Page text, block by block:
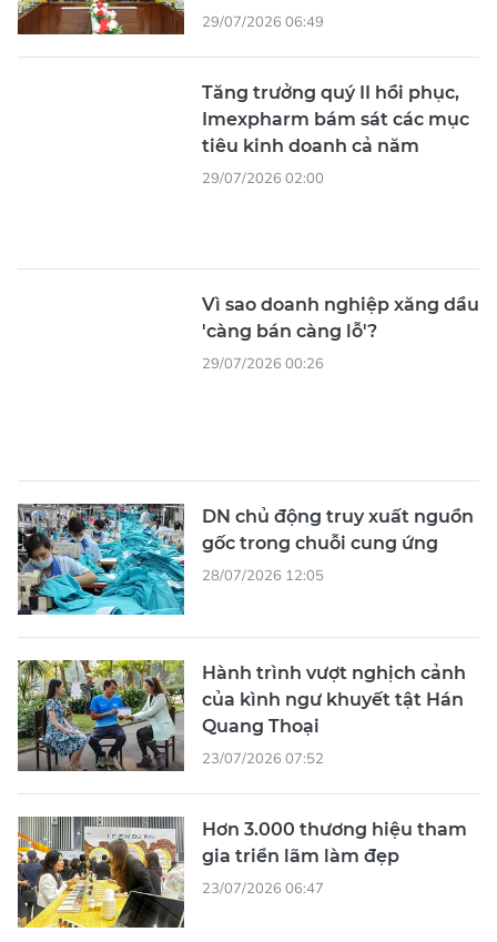
Imexpharm bám sát các mục
tiêu kinh doanh cả năm
29/07/2026 02:00
gốc trong chuỗi cung ứng
Hành trình vượt nghịch cảnh
của kình ngư khuyết tật Hán
Quang Thoại
Hơn 3.000 thương hiệu tham
gia triển lãm làm đẹp
23/07/2026 06:47
XEM THÊM